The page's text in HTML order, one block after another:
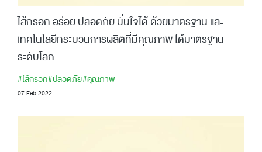
ไส้กรอก อร่อย ปลอดภัย มั่นใจได้ ด้วยมาตรฐาน และ
เทคโนโลยีกระบวนการผลิตที่มีคุณภาพ ได้มาตรฐาน
ระดับโลก
#ไส้กรอก#ปลอดภัย#คุณภาพ
07 Feb 2022